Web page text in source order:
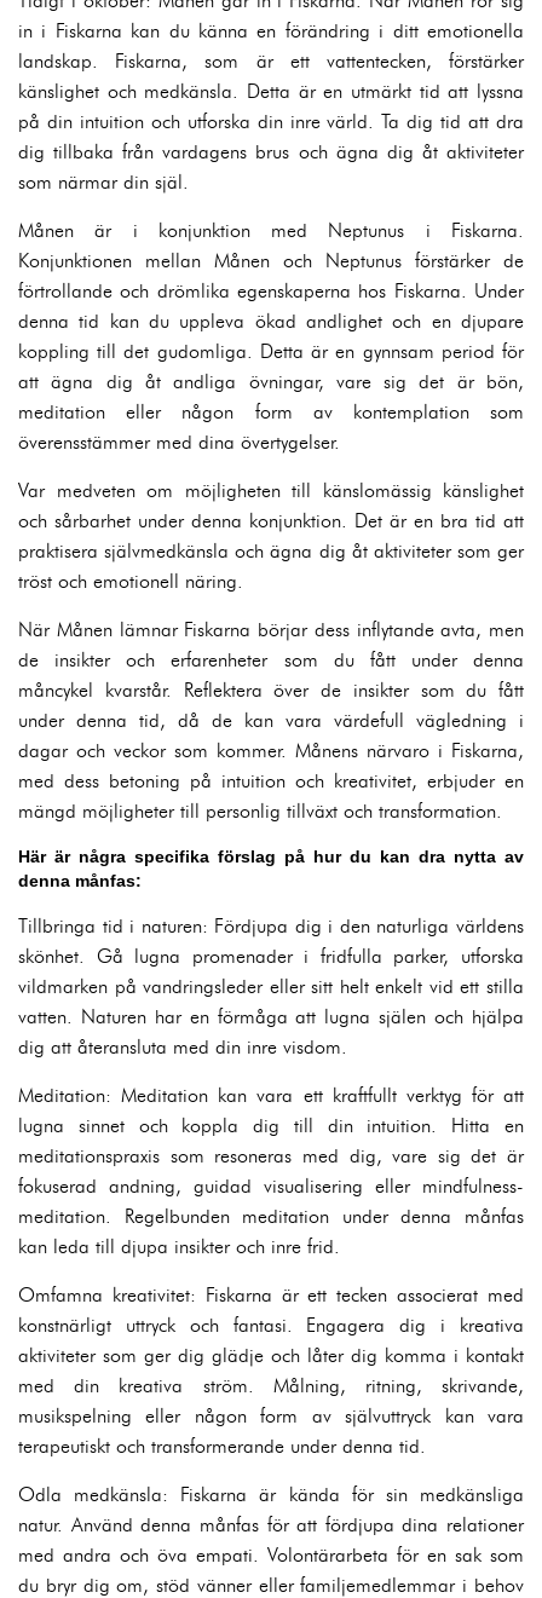
in i Fiskarna kan du känna en förändring i ditt emotionella
landskap. Fiskarna, som är ett vattentecken, förstärker
känslighet och medkänsla. Detta är en utmärkt tid att lyssna
på din intuition och utforska din inre värld. Ta dig tid att dra
dig tillbaka från vardagens brus och ägna dig åt aktiviteter
som närmar din själ.
Månen är i konjunktion med Neptunus i Fiskarna.
Konjunktionen mellan Månen och Neptunus förstärker de
förtrollande och drömlika egenskaperna hos Fiskarna. Under
denna tid kan du uppleva ökad andlighet och en djupare
koppling till det gudomliga. Detta är en gynnsam period för
att ägna dig åt andliga övningar, vare sig det är bön,
meditation eller någon form av kontemplation som
överensstämmer med dina övertygelser.
Var medveten om möjligheten till känslomässig känslighet
och sårbarhet under denna konjunktion. Det är en bra tid att
praktisera självmedkänsla och ägna dig åt aktiviteter som ger
tröst och emotionell näring.
När Månen lämnar Fiskarna börjar dess inflytande avta, men
de insikter och erfarenheter som du fått under denna
måncykel kvarstår. Reflektera över de insikter som du fått
under denna tid, då de kan vara värdefull vägledning i
dagar och veckor som kommer. Månens närvaro i Fiskarna,
med dess betoning på intuition och kreativitet, erbjuder en
mängd möjligheter till personlig tillväxt och transformation.
Här är några specifika förslag på hur du kan dra nytta av
denna månfas:
Tillbringa tid i naturen: Fördjupa dig i den naturliga världens
skönhet. Gå lugna promenader i fridfulla parker, utforska
vildmarken på vandringsleder eller sitt helt enkelt vid ett stilla
vatten. Naturen har en förmåga att lugna själen och hjälpa
dig att återansluta med din inre visdom.
Meditation: Meditation kan vara ett kraftfullt verktyg för att
lugna sinnet och koppla dig till din intuition. Hitta en
meditationspraxis som resoneras med dig, vare sig det är
fokuserad andning, guidad visualisering eller mindfulness-
meditation. Regelbunden meditation under denna månfas
kan leda till djupa insikter och inre frid.
Omfamna kreativitet: Fiskarna är ett tecken associerat med
konstnärligt uttryck och fantasi. Engagera dig i kreativa
aktiviteter som ger dig glädje och låter dig komma i kontakt
med din kreativa ström. Målning, ritning, skrivande,
musikspelning eller någon form av självuttryck kan vara
terapeutiskt och transformerande under denna tid.
Odla medkänsla: Fiskarna är kända för sin medkänsliga
natur. Använd denna månfas för att fördjupa dina relationer
med andra och öva empati. Volontärarbeta för en sak som
du bryr dig om, stöd vänner eller familjemedlemmar i behov